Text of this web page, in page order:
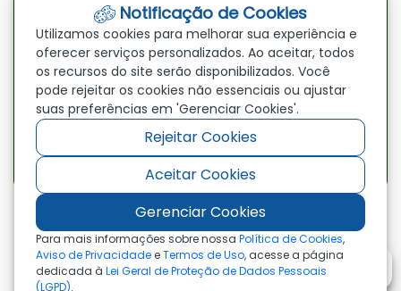
ouvidoria@paranatinga.mt.gov.br
Localização
Av. Brasil, 1900, Centro, Paranatinga/MT, 78870-000
Redes Sociais
Acessar
a
Rede
Social
Facebook
Acessar
a
Rede
Social
Youtube
Acessar
a
Rede
Social
©2026 - Prefeitura Municipal de Paranatinga - MT
- Todos os direitos reservados
Notificação de Cookies
Utilizamos cookies para melhorar sua experiência e
oferecer serviços personalizados. Ao aceitar, todos
os recursos do site serão disponibilizados. Você
pode rejeitar os cookies não essenciais ou ajustar
suas preferências em 'Gerenciar Cookies'.
Rejeitar Cookies
Aceitar Cookies
Gerenciar Cookies
Para mais informações sobre nossa Política de Cookies,
Aviso de PrivacidadeeTermos de Uso, acesse a página
dedicada à Lei Geral de Proteção de Dados Pessoais
(LGPD).